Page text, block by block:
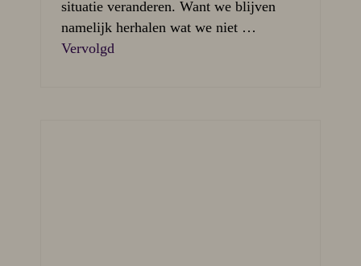
situatie veranderen. Want we blijven
namelijk herhalen wat we niet …
Vervolgd